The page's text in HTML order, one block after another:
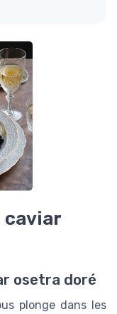
caviar
osetra doré
plonge dans les